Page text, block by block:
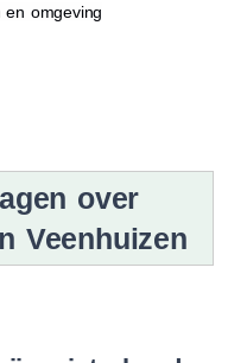
en omgeving
over
Veenhuizen